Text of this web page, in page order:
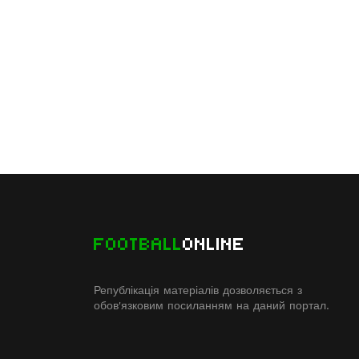
FOOTBALLONLINE
Републікація матеріалів дозволяється з
обов'язковим посиланням на даний портал.